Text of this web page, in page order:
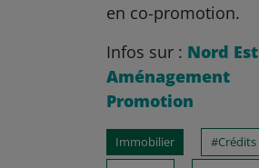
en co-promotion.
Infos sur : Nord Est
Aménagement
Promotion
Immobilier
Crédits